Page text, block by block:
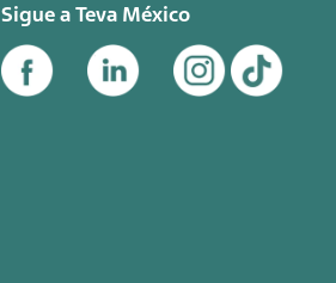
Sigue a Teva México